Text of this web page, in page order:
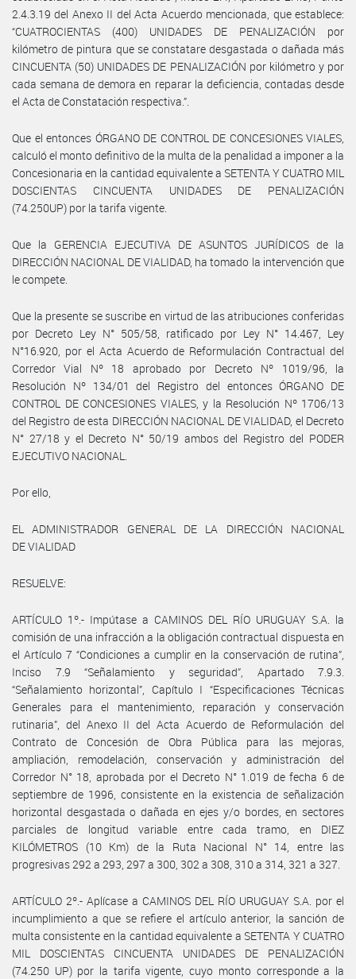
2.4.3.19 del Anexo II del Acta Acuerdo mencionada, que establece:
“CUATROCIENTAS (400) UNIDADES DE PENALIZACIÓN por
kilómetro de pintura que se constatare desgastada o dañada más
CINCUENTA (50) UNIDADES DE PENALIZACIÓN por kilómetro y por
cada semana de demora en reparar la deficiencia, contadas desde
el Acta de Constatación respectiva.”.
Que el entonces ÓRGANO DE CONTROL DE CONCESIONES VIALES,
calculó el monto definitivo de la multa de la penalidad a imponer a la
Concesionaria en la cantidad equivalente a SETENTA Y CUATRO MIL
DOSCIENTAS CINCUENTA UNIDADES DE PENALIZACIÓN
(74.250UP) por la tarifa vigente.
Que la GERENCIA EJECUTIVA DE ASUNTOS JURÍDICOS de la
DIRECCIÓN NACIONAL DE VIALIDAD, ha tomado la intervención que
le compete.
Que la presente se suscribe en virtud de las atribuciones conferidas
por Decreto Ley N° 505/58, ratificado por Ley N° 14.467, Ley
N°16.920, por el Acta Acuerdo de Reformulación Contractual del
Corredor Vial Nº 18 aprobado por Decreto Nº 1019/96, la
Resolución Nº 134/01 del Registro del entonces ÓRGANO DE
CONTROL DE CONCESIONES VIALES, y la Resolución Nº 1706/13
del Registro de esta DIRECCIÓN NACIONAL DE VIALIDAD, el Decreto
N° 27/18 y el Decreto N° 50/19 ambos del Registro del PODER
EJECUTIVO NACIONAL.
Por ello,
EL ADMINISTRADOR GENERAL DE LA DIRECCIÓN NACIONAL
DE VIALIDAD
RESUELVE:
ARTÍCULO 1º.- Impútase a CAMINOS DEL RÍO URUGUAY S.A. la
comisión de una infracción a la obligación contractual dispuesta en
el Artículo 7 “Condiciones a cumplir en la conservación de rutina”,
Inciso 7.9 “Señalamiento y seguridad”, Apartado 7.9.3.
“Señalamiento horizontal”, Capítulo I “Especificaciones Técnicas
Generales para el mantenimiento, reparación y conservación
rutinaria”, del Anexo II del Acta Acuerdo de Reformulación del
Contrato de Concesión de Obra Pública para las mejoras,
ampliación, remodelación, conservación y administración del
Corredor N° 18, aprobada por el Decreto N° 1.019 de fecha 6 de
septiembre de 1996, consistente en la existencia de señalización
horizontal desgastada o dañada en ejes y/o bordes, en sectores
parciales de longitud variable entre cada tramo, en DIEZ
KILÓMETROS (10 Km) de la Ruta Nacional N° 14, entre las
progresivas 292 a 293, 297 a 300, 302 a 308, 310 a 314, 321 a 327.
ARTÍCULO 2º.- Aplícase a CAMINOS DEL RÍO URUGUAY S.A. por el
incumplimiento a que se refiere el artículo anterior, la sanción de
multa consistente en la cantidad equivalente a SETENTA Y CUATRO
MIL DOSCIENTAS CINCUENTA UNIDADES DE PENALIZACIÓN
(74.250 UP) por la tarifa vigente, cuyo monto corresponde a la